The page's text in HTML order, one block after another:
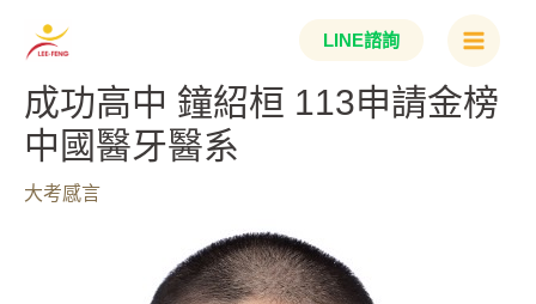
LINE諮詢
Main
Menu
成功高中 鐘紹桓 113申請金榜
中國醫牙醫系
大考感言